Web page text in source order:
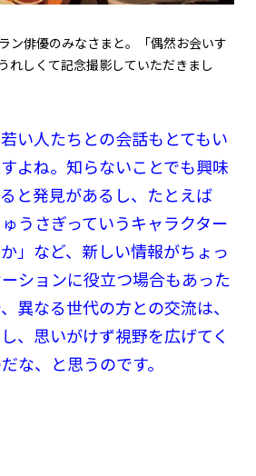
ン俳優のみなさまと。「偶然お会いす
れしくて記念撮影していただきまし
い人たちとの会話もとてもい
よね。知らないことでも興味
と発見があるし、たとえば
うさぎっていうキャラクター
」など、新しい情報がちょっ
ションに役立つ場合もあった
異なる世代の方との交流は、
、思いがけず視野を広げてく
な、と思うのです。